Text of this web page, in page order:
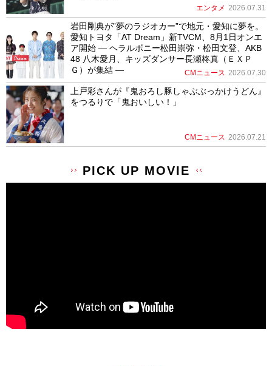
エンタメ 2026.07.31
岩田剛典が”夢のラジオカー”で地元・愛知に夢を。
愛知トヨタ「AT Dream」新TVCM、8月1日オンエ
ア開始 ― ヘラルボニー松田崇弥・松田文登、AKB
48 八木愛月、キッズダンサー長瀬柊真（ＥＸＰ
Ｇ）が集結 ―
CMニュース 2026.07.30
上戸彩さんが『鬼おろし豚しゃぶぶっかけうどん』
をつるりで「鬼おいしい！」
CMニュース 2026.07.21
PICK UP MOVIE